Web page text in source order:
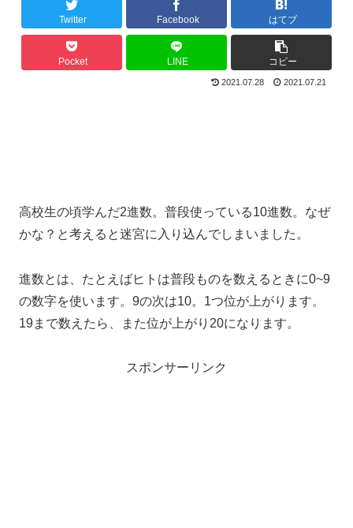
Twitter Facebook はてブ
Pocket LINE コピー
2021.07.28 2021.07.21
高校生の頃学んだ2進数。普段使っている10進数。なぜ
かな？と考えると迷宮に入り込んでしまいました。
進数とは、たとえばヒトは普段ものを数えるときに0~9
の数字を使います。9の次は10。1つ位が上がります。
19まで数えたら、また位が上がり20になります。
スポンサーリンク